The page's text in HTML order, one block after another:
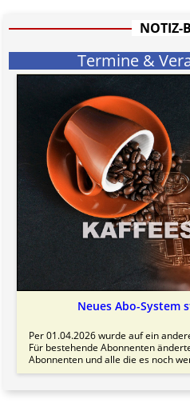
informativen Charakter.
NOTIZ-
Termine &
Neues Abo-System
Per 01.04.2026 wurde auf ein
Für bestehende Abonnenten
Abonnenten und alle die es noch